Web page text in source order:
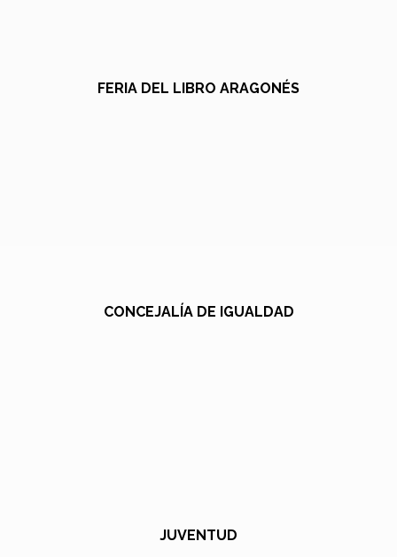
FERIA DEL LIBRO ARAGONÉS
CONCEJALÍA DE IGUALDAD
JUVENTUD